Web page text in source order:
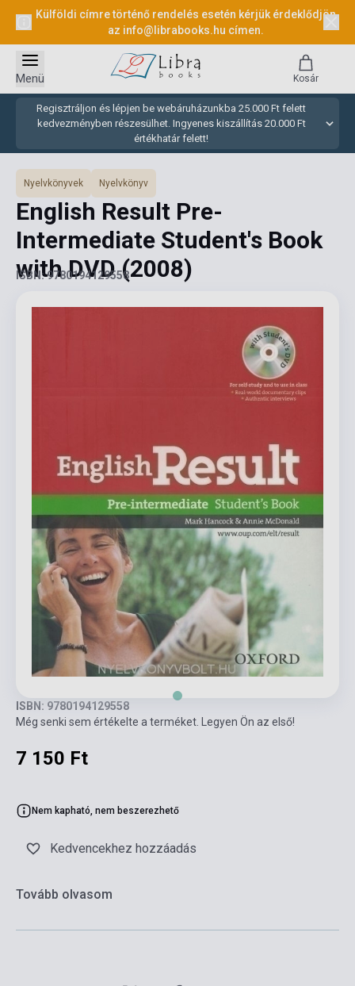
Külföldi címre történő rendelés esetén kérjük érdeklődjön
az info@librabooks.hu címen.
Regisztráljon és lépjen be webáruházunkba 25.000 Ft felett
kedvezményben részesülhet. Ingyenes kiszállítás 20.000 Ft
értékhatár felett!
Menü Kosár
Nyelvkönyvek Nyelvkönyv
English Result Pre-
Intermediate Student's Book
with DVD(2008)
ISBN: 9780194129558
ISBN: 9780194129558
Még senki sem értékelte a terméket. Legyen Ön az első!
7 150 Ft
Nem kapható, nem beszerezhető
Kedvencekhez hozzáadás
Tovább olvasom